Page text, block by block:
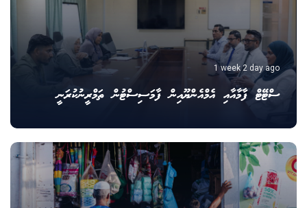
1 week 2 day ago
ސްޓޭޓް ފާމާއާއި އެމްއެންޔޫއިން ފާމަސިސްޓުން ތަމްރީނުކުރަނީ